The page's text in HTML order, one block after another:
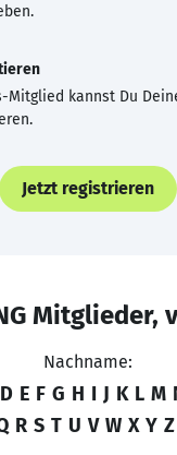
Mitglied kannst Du
Jetzt registrieren
Mitglieder,
Nachname:
D E F G H I J K L M
R S T U V W X Y Z